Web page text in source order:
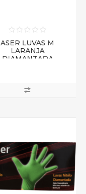
ASER LUVAS M
LARANJA
DIAMANTADA